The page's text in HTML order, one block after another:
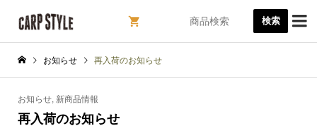
検索 
お知らせ 再入荷のお知らせ
お知らせ, 新商品情報
再入荷のお知らせ